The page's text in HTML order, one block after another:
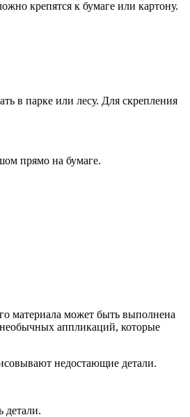
крепятся к бумаге или картону.
в парке или лесу. Для скрепления
прямо на бумаге.
материала может быть выполнена
аппликаций, которые
недостающие детали.
детали.